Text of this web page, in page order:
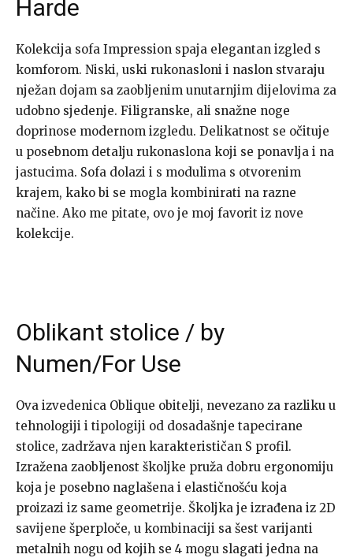
Harde
Kolekcija sofa Impression spaja elegantan izgled s
komforom. Niski, uski rukonasloni i naslon stvaraju
nježan dojam sa zaobljenim unutarnjim dijelovima za
udobno sjedenje. Filigranske, ali snažne noge
doprinose modernom izgledu. Delikatnost se očituje
u posebnom detalju rukonaslona koji se ponavlja i na
jastucima. Sofa dolazi i s modulima s otvorenim
krajem, kako bi se mogla kombinirati na razne
načine. Ako me pitate, ovo je moj favorit iz nove
kolekcije.
Oblikant stolice / by
Numen/For Use
Ova izvedenica Oblique obitelji, nevezano za razliku u
tehnologiji i tipologiji od dosadašnje tapecirane
stolice, zadržava njen karakterističan S profil.
Izražena zaobljenost školjke pruža dobru ergonomiju
koja je posebno naglašena i elastičnošću koja
proizazi iz same geometrije. Školjka je izrađena iz 2D
savijene šperploče, u kombinaciji sa šest varijanti
metalnih nogu od kojih se 4 mogu slagati jedna na